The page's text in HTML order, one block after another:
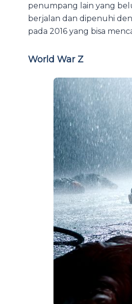
penumpang lain yang
berjalan dan dipenuhi
pada 2016 yang bisa
World War Z